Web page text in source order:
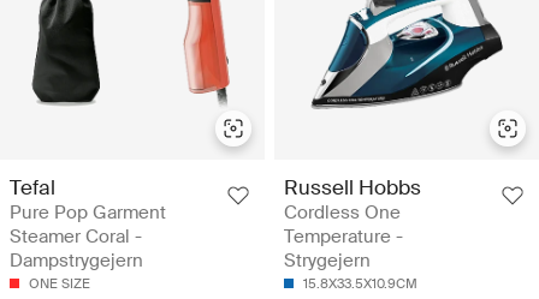
Tefal
Pure Pop Garment
Steamer Coral -
Dampstrygejern
ONE SIZE
Russell Hobbs
Cordless One
Temperature -
Strygejern
15.8X33.5X10.9CM